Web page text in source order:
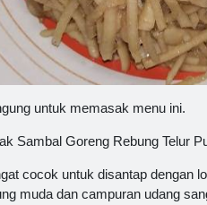
untuk memasak menu ini.
Sambal Goreng Rebung Telur
cocok untuk disantap dengan
muda dan campuran udang